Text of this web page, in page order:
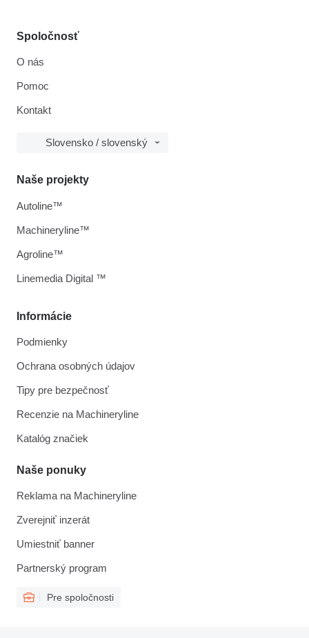
Spoločnosť
O nás
Pomoc
Kontakt
Slovensko / slovenský
Informácie
Podmienky
Ochrana osobných údajov
Tipy pre bezpečnosť
Recenzie na Machineryline
Katalóg značiek
Naše ponuky
Reklama na Machineryline
Zverejniť inzerát
Umiestniť banner
Partnerský program
Pre spoločnosti
Naše projekty
Autoline™
Machineryline™
Agroline™
Linemedia Digital ™